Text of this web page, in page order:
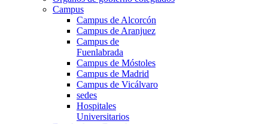
Campus
Campus de Alcorcón
Campus de Aranjuez
Campus de
Fuenlabrada
Campus de Móstoles
Campus de Madrid
Campus de Vicálvaro
sedes
Hospitales
Universitarios